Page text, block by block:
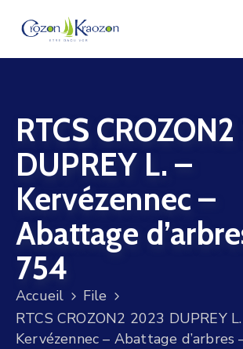
VIE
LOCALE
VIE
SOCIALE
TERRE
ET
MER
VOS
DÉMARCHES
RTCS
DUPREY L. –
Kervézennec –
Abattage
754
Accueil
File
RTCS CROZON2 2023 DUPREY
Kervézennec – Abattage d’arbres